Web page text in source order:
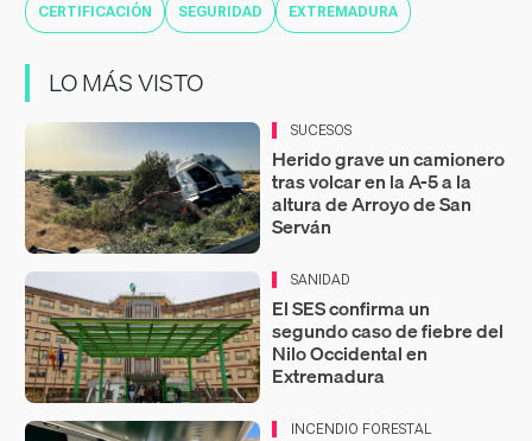
CERTIFICACIÓN SEGURIDAD EXTREMADURA
LO MÁS VISTO
SUCESOS
Herido grave un camionero
tras volcar en la A-5 a la
altura de Arroyo de San
Serván
SANIDAD
El SES confirma un
segundo caso de fiebre del
Nilo Occidental en
Extremadura
INCENDIO FORESTAL